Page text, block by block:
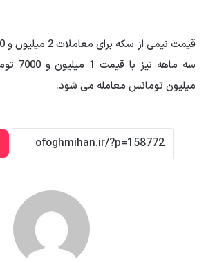
میلیون تومانس معامله می شود.